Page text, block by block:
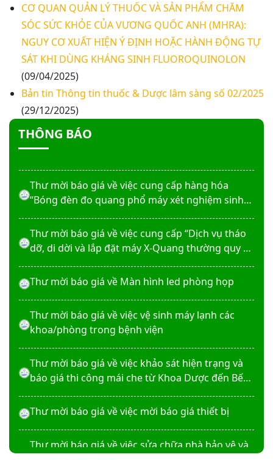
CƠ QUAN QUẢN LÝ THUỐC VÀ SẢN PHẨM CHĂM
SÓC SỨC KHỎE CỦA VƯƠNG QUỐC ANH (MHRA):
NGUY CƠ XUẤT HIỆN Ý ĐỊNH HOẶC HÀNH ĐỘNG TỰ
SÁT KHI DÙNG KHÁNG SINH FLUOROQUINOLON
(09/04/2025)
Bản tin Thông tin thuốc & Dược lâm sàng số 02/2025
(29/12/2025)
THÔNG BÁO
cổng số 2
Thư mời báo giá sửa chữa máy nước nóng tấm
phẵng
Thư mời báo giá về việc In bìa hồ sơ bệnh án, Sổ
y bạ năm 2026
Thư mời báo giá về việc cung cấp dịch vụ “Bảo
hiểm cháy, nổ bắt buộc năm 2026"
Thư mời báo giá về việc cung cấp hàng hóa
“Bóng đèn đo quang phổ máy xét nghiệm sinh
Thư mời báo giá về việc cung cấp “Dịch vụ tháo
dỡ, di dời và lắp đặt máy X-Quang thường quy và
Thư mời báo giá về Màn hình led phòng họp
Thư mời báo giá về việc vệ sinh máy lạnh các
khoa/phòng trong bệnh viện
Thư mời báo giá về việc khảo sát hiện trạng và
báo giá thi công mái che từ Khoa Dược đến Bếp
Thư mời báo giá về việc mời báo giá thiết bị
Thư mời báo giá về việc sửa chữa nhà bảo vệ và